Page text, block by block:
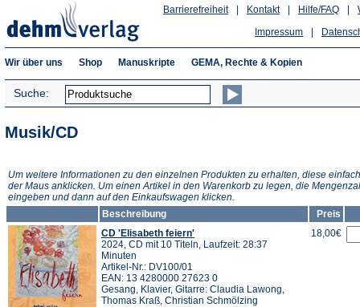
Hilfe/FAQ
Kontakt
Barrierefreiheit
Impressum
Wir über uns Shop Manuskripte GEMA, Rechte & Kopien
Suche:
Musik/CD
Um weitere Informationen zu den einzelnen Produkten zu erhalten, diese
der Maus anklicken. Um einen Artikel in den Warenkorb zu legen, die
eingeben und dann auf den Einkaufswagen klicken.
Beschreibung
Preis
CD 'Elisabeth feiern'
2024, CD mit 10 Titeln, Laufzeit: 28:37
Minuten
Artikel-Nr.: DV100/01
EAN: 13 4280000 27623 0
Gesang, Klavier, Gitarre: Claudia Lawong,
Thomas Kraß, Christian Schmölzing
18,00€